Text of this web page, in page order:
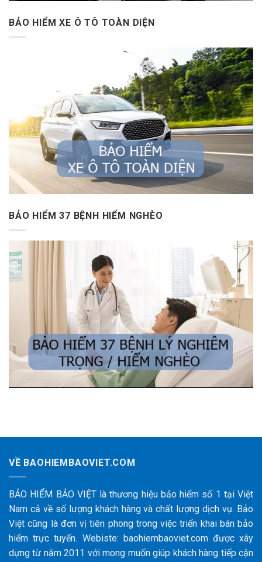
BẢO HIỂM XE Ô TÔ TOÀN DIỆN
BẢO HIỂM 37 BỆNH HIỂM NGHÈO
VỀ BAOHIEMBAOVIET.COM
BẢO HIỂM BẢO VIỆT là thương hiệu bảo hiểm số 1 tại Việt
Nam cả về số lượng khách hàng và chất lượng dịch vụ. Bảo
Việt cũng là đơn vị tiên phong trong việc triển khai bán bảo
hiểm trực tuyến. Webiste: baohiembaoviet.com được xây
dựng từ năm 2011 với mong muốn giúp khách hàng tiếp cận